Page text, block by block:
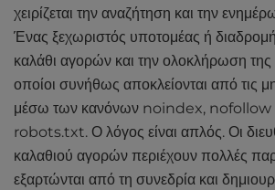
χειρίζεται την αναζήτηση και την
Ένας ξεχωριστός υποτομέας ή διαδρομή
καλάθι αγορών και την ολοκλήρωση της
οποίοι συνήθως αποκλείονται από τις
μέσω των κανόνων noindex, nofollow
robots.txt. Ο λόγος είναι απλός. Οι
καλαθιού αγορών περιέχουν πολλές
εξαρτώνται από τη συνεδρία και